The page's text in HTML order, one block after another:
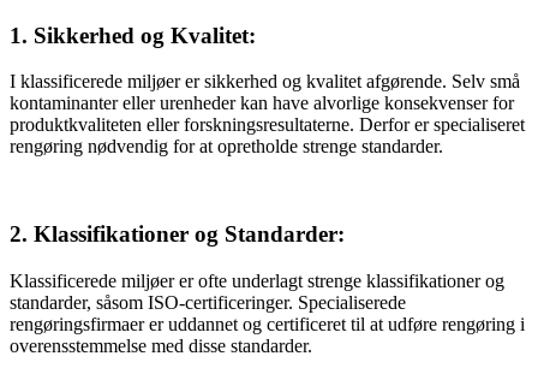
1. Sikkerhed og Kvalitet:
I klassificerede miljøer er sikkerhed og kvalitet afgørende. Selv små
kontaminanter eller urenheder kan have alvorlige konsekvenser for
produktkvaliteten eller forskningsresultaterne. Derfor er specialiseret
rengøring nødvendig for at opretholde strenge standarder.
2. Klassifikationer og Standarder:
Klassificerede miljøer er ofte underlagt strenge klassifikationer og
standarder, såsom ISO-certificeringer. Specialiserede
rengøringsfirmaer er uddannet og certificeret til at udføre rengøring i
overensstemmelse med disse standarder.